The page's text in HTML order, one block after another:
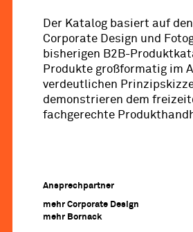
Der Katalog basiert auf
Corporate Design und
bisherigen B2B-
Produkte großformatig im
verdeutlichen
demonstrieren dem
fachgerechte
Ansprechpartner
mehr Corporate Design
mehr Bornack